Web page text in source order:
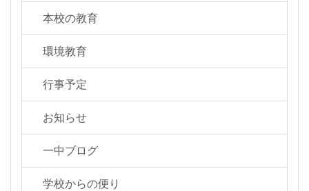
本校の教育
環境教育
行事予定
お知らせ
一中ブログ
学校からの便り